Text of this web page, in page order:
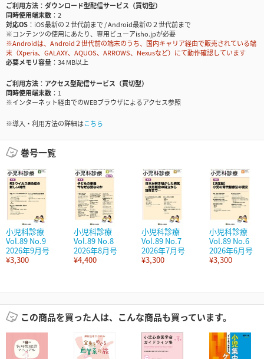
ご利用方法
ダウンロード型配信サービス（買切型）
同時使用端末数
2
対応OS
iOS最新の２世代前まで / Android最新の２世代前まで
※コンテンツの使用にあたり、専用ビューアisho.jpが必要
※Androidは、Android２世代前の端末のうち、国内キャリア経由で販売されている端
末（Xperia、GALAXY、AQUOS、ARROWS、Nexusなど）にて動作確認しています
必要メモリ容量
34 MB以上
ご利用方法
アクセス型配信サービス（買切型）
同時使用端末数
1
※インターネット経由でのWEBブラウザによるアクセス参照
※導入・利用方法の詳細はこちら
巻号一覧
小児科診療
Vol.89 No.9
2026年9月号
¥3,300
小児科診療
Vol.89 No.8
2026年8月号
¥4,400
小児科診療
Vol.89 No.7
2026年7月号
¥3,300
小児科診療
Vol.89 No.6
2026年6月号
¥3,300
この商品を買った人は、こんな商品も買っています。